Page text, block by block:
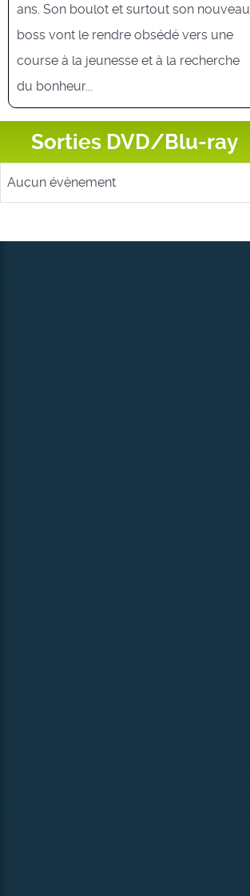
ans. Son boulot et surtout son nouveau
boss vont le rendre obsédé vers une
course à la jeunesse et à la recherche
du bonheur...
Sorties DVD/Blu-ray
Aucun évènement